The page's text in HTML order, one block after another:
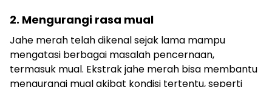
2. Mengurangi rasa mual
Jahe merah telah dikenal sejak lama mampu
mengatasi berbagai masalah pencernaan,
termasuk mual. Ekstrak jahe merah bisa membantu
mengurangi mual akibat kondisi tertentu, seperti